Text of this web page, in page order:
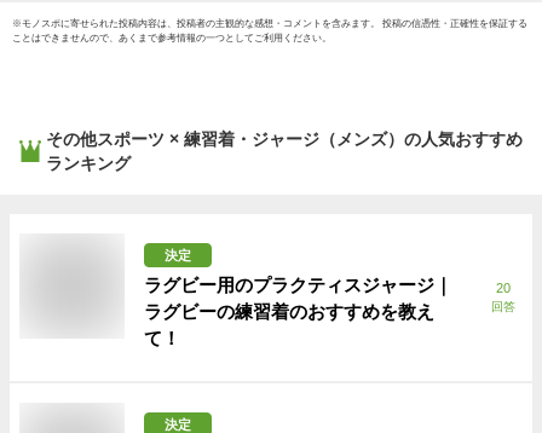
※モノスポに寄せられた投稿内容は、投稿者の主観的な感想・コメントを含みます。 投稿の信憑性・正確性を保証する
ことはできませんので、あくまで参考情報の一つとしてご利用ください。
その他スポーツ × 練習着・ジャージ（メンズ） の人気おすすめ
ランキング
決定
ラグビー用のプラクティスジャージ｜
ラグビーの練習着のおすすめを教え
て！
20
回答
決定